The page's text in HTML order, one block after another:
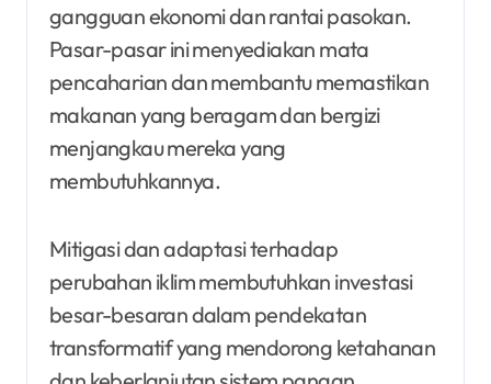
gangguan ekonomi dan rantai pasokan.
Pasar-pasar ini menyediakan mata
pencaharian dan membantu memastikan
makanan yang beragam dan bergizi
menjangkau mereka yang
membutuhkannya.
Mitigasi dan adaptasi terhadap
perubahan iklim membutuhkan investasi
besar-besaran dalam pendekatan
transformatif yang mendorong ketahanan